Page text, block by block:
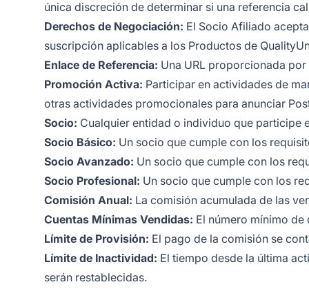
única discreción de determinar si una referencia
Derechos de Negociación: El Socio Afiliado
suscripción aplicables a los Productos de
Enlace de Referencia: Una URL proporcionada
Promoción Activa: Participar en actividades de
otras actividades promocionales para anunciar
Socio: Cualquier entidad o individuo que participe
Socio Básico: Un socio que cumple con los
Socio Avanzado: Un socio que cumple con los
Socio Profesional: Un socio que cumple con los
Comisión Anual: La comisión acumulada de las
Cuentas Mínimas Vendidas: El número mínimo
Límite de Provisión: El pago de la comisión se
Límite de Inactividad: El tiempo desde la última
serán restablecidas.